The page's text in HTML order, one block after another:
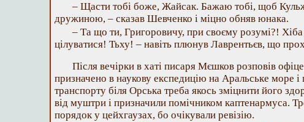
– Щасти тобі боже, Жайсак. Бажаю тобі, щоб
дружиною, – сказав Шевченко і міцно обняв юнака.
– Та що ти, Григоровичу, при своєму розумі?!
цілуватися! Тьху! – навіть плюнув Лаврентьєв, що
Після вечірки в хаті писаря Мєшков розповів
призначено в наукову експедицію на Аральське море
транспорту біля Орська треба якось зміцнити його
від муштри і призначили помічником каптенармуса.
порядок у цейхгаузах, бо очікували ревізію.